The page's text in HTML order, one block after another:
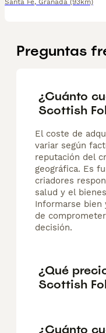
Santa Fe, Granada (93km)
Preguntas
¿Cuánto
Scottish
El coste de
variar según
reputación del
geográfica. Es
criadores
salud y el
Informarse bien
de
decisión.
¿Qué
Scottish
¿Cuánto